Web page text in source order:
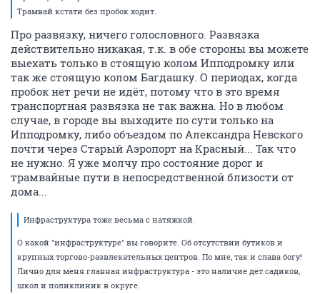
Трамвай кстати без пробок ходит.
Про развязку, ничего голословного. Развязка
действительно никакая, т.к. в обе стороны вы можете
выехать только в стоящую колом Ипподромку или
так же стоящую колом Багдашку. О периодах, когда
пробок нет речи не идёт, потому что в это время
транспортная развязка не так важна. Но в любом
случае, в городе вы выходите по сути только на
Ипподромку, либо объездом по Александра Невского
почти через Старый Аэропорт на Красный... Так что
не нужно. Я уже молчу про состояние дорог и
трамвайные пути в непосредственной близости от
дома...
Инфраструктура тоже весьма с натяжкой.
О какой "инфраструктуре" вы говорите. Об отсутствии бутиков и
крупных торгово-развлекательных центров. По мне, так и слава богу!
Лично для меня главная инфраструктура - это наличие дет.садиков,
школ и поликлиник в округе.